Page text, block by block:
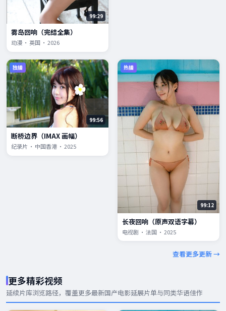
99:29
雾岛回响（完结全集）
动漫 · 英国 · 2026
独播
99:56
断桥边界（IMAX 画幅）
纪录片 · 中国香港 · 2025
热播
99:12
长夜回响（原声双语字幕）
电视剧 · 法国 · 2025
查看更多更新 →
更多精彩视频
延续片库浏览路径，覆盖更多最新国产电影延展片单与同类华语佳作